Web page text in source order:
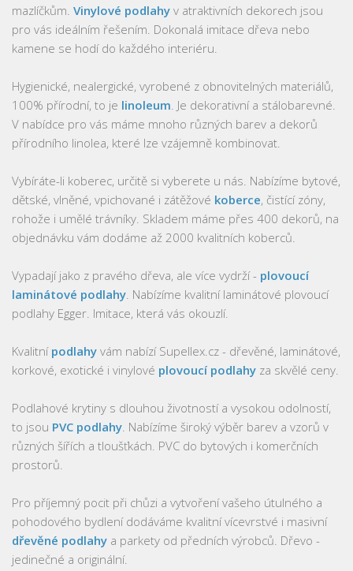
mazlíčkům. Vinylové podlahy v atraktivních dekorech jsou
pro vás ideálním řešením. Dokonalá imitace dřeva nebo
kamene se hodí do každého interiéru.
Hygienické, nealergické, vyrobené z obnovitelných materiálů,
100% přírodní, to je linoleum . Je dekorativní a stálobarevné.
V nabídce pro vás máme mnoho různých barev a dekorů
přírodního linolea, které lze vzájemně kombinovat.
Vybíráte-li koberec, určitě si vyberete u nás. Nabízíme bytové,
dětské, vlněné, vpichované i zátěžové koberce, čistící zóny,
rohože i umělé trávníky. Skladem máme přes 400 dekorů, na
objednávku vám dodáme až 2000 kvalitních koberců.
Vypadají jako z pravého dřeva, ale více vydrží - plovoucí
laminátové podlahy . Nabízíme kvalitní laminátové plovoucí
podlahy Egger. Imitace, která vás okouzlí.
Kvalitní podlahy vám nabízí Supellex.cz - dřevěné, laminátové,
korkové, exotické i vinylové plovoucí podlahy za skvělé ceny.
Podlahové krytiny s dlouhou životností a vysokou odolností,
to jsou PVC podlahy . Nabízíme široký výběr barev a vzorů v
různých šířích a tloušťkách. PVC do bytových i komerčních
prostorů.
Pro příjemný pocit při chůzi a vytvoření vašeho útulného a
pohodového bydlení dodáváme kvalitní vícevrstvé i masivní
dřevěné podlahy a parkety od předních výrobců. Dřevo -
jedinečné a originální.